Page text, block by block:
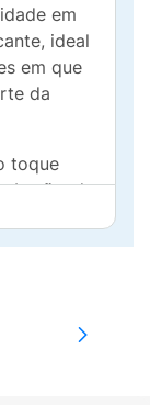
em
ideal
em que
da
toque
botão, da
e vetiver
e